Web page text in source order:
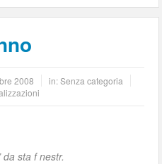
2008
in: Senza categoria
da sta f nestr.